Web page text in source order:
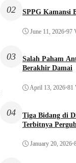
02 SPPG Kamansi
June 11, 2026•97
03
Salah Paham
Berakhir Damai
April 13, 2026•81
04
Tiga Bidang di
Terbitnya
January 20, 2026•